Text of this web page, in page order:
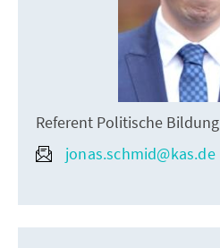
Referent Politische Bildung
jonas.schmid@kas.de